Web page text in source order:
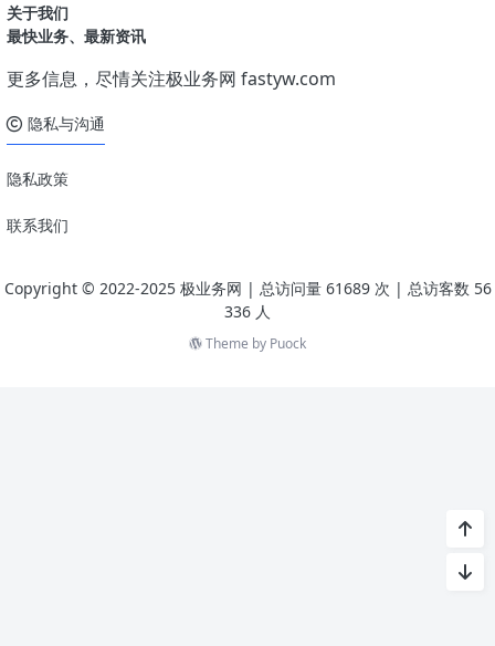
关于我们
最快业务、最新资讯
更多信息，尽情关注极业务网 fastyw.com
隐私与沟通
隐私政策
联系我们
Copyright © 2022-2025 极业务网 | 总访问量 61689次 | 总访客数 56
336 人
Theme by Puock